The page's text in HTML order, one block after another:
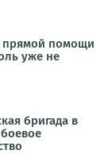
прямой помощи
уже не
бригада в